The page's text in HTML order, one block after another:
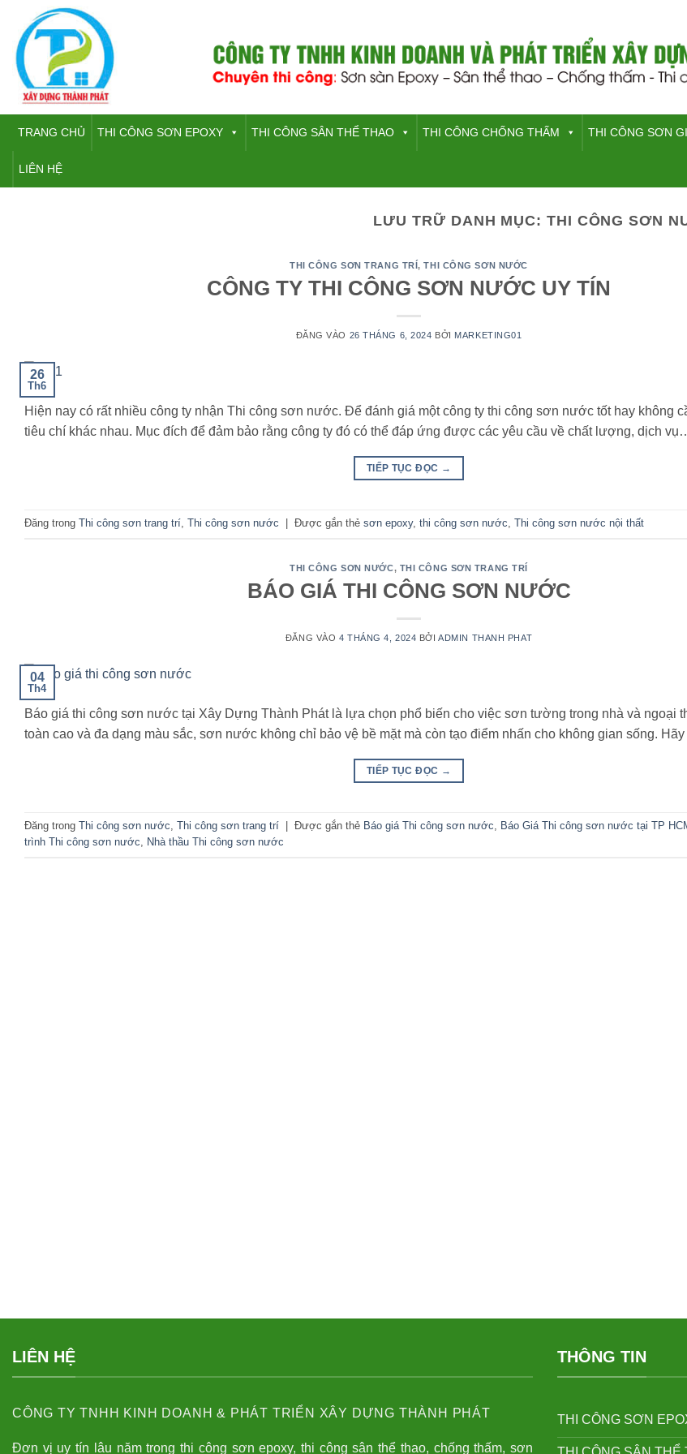
nội
dung
TRANG CHỦ THI CÔNG SƠN EPOXY THI CÔNG SÂN THỂ THAO THI CÔNG CHỐNG THẤM THI CÔNG SƠN
LIÊN HỆ
LƯU TRỮ DANH MỤC: THI CÔNG SƠN
THI CÔNG SƠN TRANG TRÍ,THI CÔNG SƠN NƯỚC
CÔNG TY THI CÔNG SƠN NƯỚC UY TÍN
ĐĂNG VÀO 26 THÁNG 6, 2024 BỞI MARKETING01
26
Th6
Hiện nay có rất nhiều công ty nhận Thi công sơn nước. Để đánh giá một công ty thi công sơn nước tốt hay không
tiêu chí khác nhau. Mục đích để đảm bảo rằng công ty đó có thể đáp ứng được các yêu cầu về chất lượng, dịch
TIẾP TỤC ĐỌC →
Đăng trong Thi công sơn trang trí, Thi công sơn nước Được gắn thẻ sơn epoxy, thi công sơn nước, Thi công sơn nước nội thất
THI CÔNG SƠN NƯỚC, THI CÔNG SƠN TRANG TRÍ
BÁO GIÁ THI CÔNG SƠN NƯỚC
ĐĂNG VÀO 4 THÁNG 4, 2024 BỞIADMIN THANH PHAT
04
Th4
Báo giá thi công sơn nước tại Xây Dựng Thành Phát là lựa chọn phổ biến cho việc sơn tường trong nhà và ngoại
toàn cao và đa dạng màu sắc, sơn nước không chỉ bảo vệ bề mặt mà còn tạo điểm nhấn cho không gian sống.
TIẾP TỤC ĐỌC →
Đăng trong Thi công sơn nước, Thi công sơn trang trí Được gắn thẻ Báo giá Thi công sơn nước, Báo Giá Thi công sơn nước tại TP
trình Thi công sơn nước, Nhà thầu Thi công sơn nước
LIÊN HỆ
CÔNG TY TNHH KINH DOANH & PHÁT TRIỂN XÂY DỰNG THÀNH PHÁT
Đơn vị uy tín lâu năm trong thi công sơn epoxy, thi công sân thể thao, chống thấm, sơn
THÔNG TIN
THI CÔNG SƠN